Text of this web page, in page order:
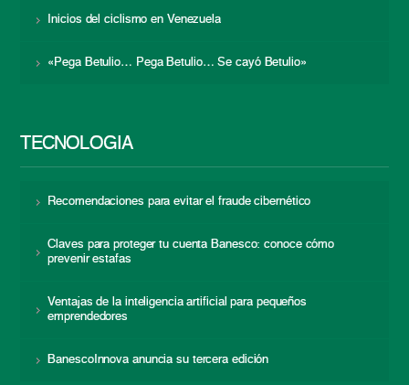
Inicios del ciclismo en Venezuela
«Pega Betulio… Pega Betulio… Se cayó Betulio»
TECNOLOGÍA
Recomendaciones para evitar el fraude cibernético
Claves para proteger tu cuenta Banesco: conoce cómo
prevenir estafas
Ventajas de la inteligencia artificial para pequeños
emprendedores
BanescoInnova anuncia su tercera edición